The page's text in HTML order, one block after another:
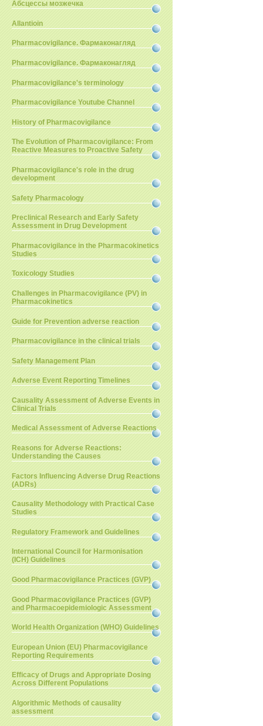
Абсцессы мозжечка
Allantioin
Pharmacovigilance. Фармаконагляд
Pharmacovigilance. Фармаконагляд
Pharmacovigilance's terminology
Pharmacovigilance Youtube Channel
History of Pharmacovigilance
The Evolution of Pharmacovigilance: From
Reactive Measures to Proactive Safety
Pharmacovigilance's role in the drug
development
Safety Pharmacology
Preclinical Research and Early Safety
Assessment in Drug Development
Pharmacovigilance in the Pharmacokinetics
Studies
Toxicology Studies
Challenges in Pharmacovigilance (PV) in
Pharmacokinetics
Guide for Prevention adverse reaction
Pharmacovigilance in the clinical trials
Safety Management Plan
Adverse Event Reporting Timelines
Causality Assessment of Adverse Events in
Clinical Trials
Medical Assessment of Adverse Reactions
Reasons for Adverse Reactions:
Understanding the Causes
Factors Influencing Adverse Drug Reactions
(ADRs)
Causality Methodology with Practical Case
Studies
Regulatory Framework and Guidelines
International Council for Harmonisation
(ICH) Guidelines
Good Pharmacovigilance Practices (GVP)
Good Pharmacovigilance Practices (GVP)
and Pharmacoepidemiologic Assessment
World Health Organization (WHO) Guidelines
European Union (EU) Pharmacovigilance
Reporting Requirements
Efficacy of Drugs and Appropriate Dosing
Across Different Populations
Algorithmic Methods of causality
assessment